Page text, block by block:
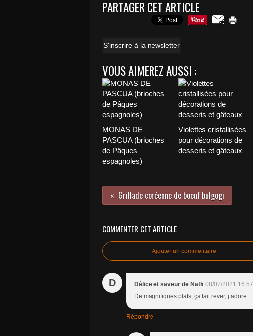
PARTAGER CET ARTICLE
S'inscrire à la newsletter
VOUS AIMEREZ AUSSI :
MONAS DE
PASCUA (brioches
de Pâques
espagnoles)
Violettes cristallisées
pour décorations de
desserts et gâteaux
Grillade coréenne de boeuf bulgogi
COMMENTER CET ARTICLE
Ajouter un commentaire
D Délice et saveur de Nath 08/07/2021 16:57
De magnifiques plats, ça fait rêver, j adore
Répondre